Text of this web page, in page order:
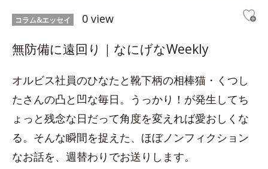
コラム&エッセイ 0 view
無防備に遠回り｜なにげなWeekly
オルビス社員のひなたと靴下柄の相棒猫・くつし
たさんの凸と凹な毎日。うっかり！が発生してち
ょっと残念な日だって角度を変えれば愛おしくな
る。そんな瞬間を捉えた、ほぼノンフィクション
なお話を、週替わりでお送りします。